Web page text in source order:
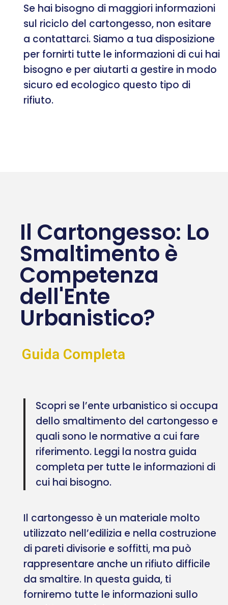
Se hai bisogno di maggiori informazioni
sul riciclo del cartongesso, non esitare
a contattarci. Siamo a tua disposizione
per fornirti tutte le informazioni di cui hai
bisogno e per aiutarti a gestire in modo
sicuro ed ecologico questo tipo di
rifiuto.
Il Cartongesso: Lo
Smaltimento è
Competenza
dell'Ente
Urbanistico?
Guida Completa
Scopri se l’ente urbanistico si occupa
dello smaltimento del cartongesso e
quali sono le normative a cui fare
riferimento. Leggi la nostra guida
completa per tutte le informazioni di
cui hai bisogno.
Il cartongesso è un materiale molto
utilizzato nell’edilizia e nella costruzione
di pareti divisorie e soffitti, ma può
rappresentare anche un rifiuto difficile
da smaltire. In questa guida, ti
forniremo tutte le informazioni sullo